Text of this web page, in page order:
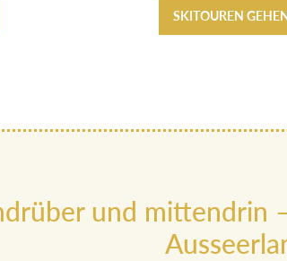
SKITOUREN
und mittendrin